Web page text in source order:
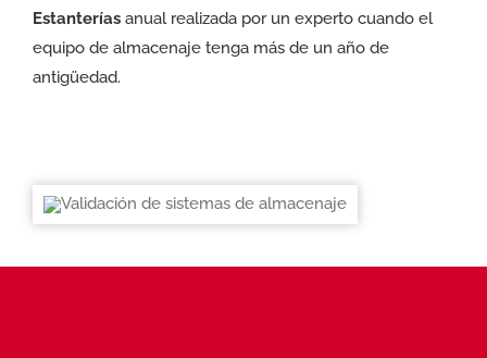
Estanterías anual realizada por un experto cuando el
equipo de almacenaje tenga más de un año de
antigüedad.